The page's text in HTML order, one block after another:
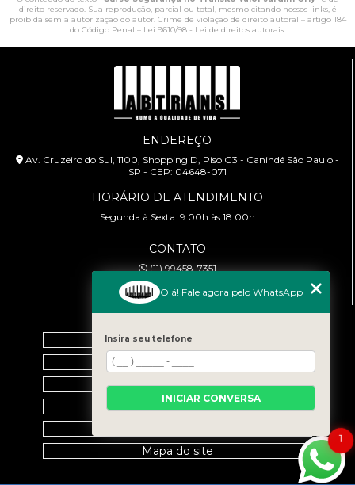
direito reservado. Sua reprodução, parcial ou total, mesmo citando nossos links, é
proibida sem a autorização do autor. Crime de violação de direito autoral – artigo 184
do Código Penal – Lei 9610/98 - Lei de direitos autorais
ENDEREÇO
Av. Cruzeiro do Sul, 1100, Shopping D, Piso G3 - Canindé São Paulo -
SP - CEP: 04648-071
HORÁRIO DE ATENDIMENTO
Segunda à Sexta: 9:00h às 18:00h
CONTATO
(11) 99458-7351
cursoabtrans@gmail.com
Home
Empresa
Galeria
Contato
Mapa do site
1
Olá! Fale agora pelo WhatsApp
Insira seu telefone
INICIAR CONVERSA